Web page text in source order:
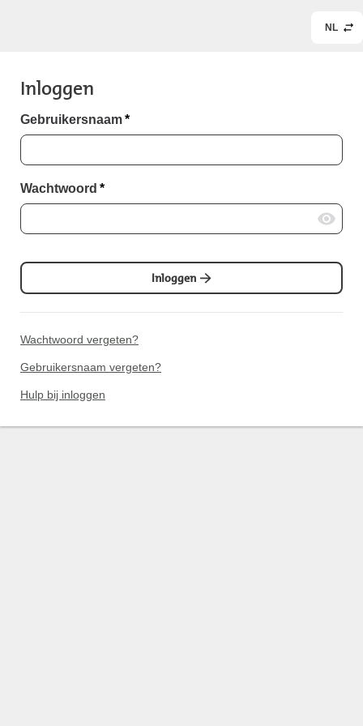
NL
Inloggen
Gebruikersnaam*
Wachtwoord *
Inloggen
Wachtwoord vergeten?
Gebruikersnaam vergeten?
Hulp bij inloggen